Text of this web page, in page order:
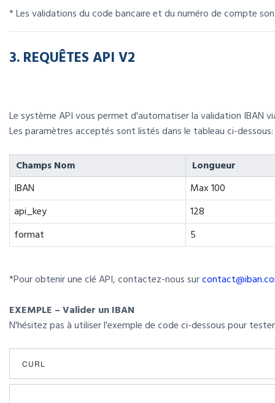
* Les validations du code bancaire et du numéro de compte
3. REQUÊTES API V2
Le système API vous permet d'automatiser la validation IBAN
Les paramètres acceptés sont listés dans le tableau ci-dessous:
Champs Nom
Longueur
IBAN
Max 100
api_key
128
format
5
*Pour obtenir une clé API, contactez-nous sur
EXEMPLE – Valider un IBAN
N'hésitez pas à utiliser l'exemple de code ci-dessous pour
CURL